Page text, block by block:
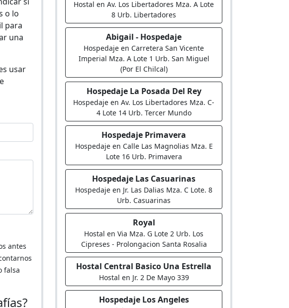
o lo
para
una
usar
antes
falsa
Hostal en Av. Los Libertadores Mza. A Lote
8 Urb. Libertadores
Abigail - Hospedaje
Hospedaje en Carretera San Vicente
Imperial Mza. A Lote 1 Urb. San Miguel
(Por El Chilcal)
Hospedaje La Posada Del Rey
Hospedaje en Av. Los Libertadores Mza. C-
4 Lote 14 Urb. Tercer Mundo
Hospedaje Primavera
Hospedaje en Calle Las Magnolias Mza. E
Lote 16 Urb. Primavera
Hospedaje Las Casuarinas
Hospedaje en Jr. Las Dalias Mza. C Lote. 8
Urb. Casuarinas
Royal
Hostal en Via Mza. G Lote 2 Urb. Los
Cipreses - Prolongacion Santa Rosalia
Hostal Central Basico Una Estrella
Hostal en Jr. 2 De Mayo 339
Hospedaje Los Angeles